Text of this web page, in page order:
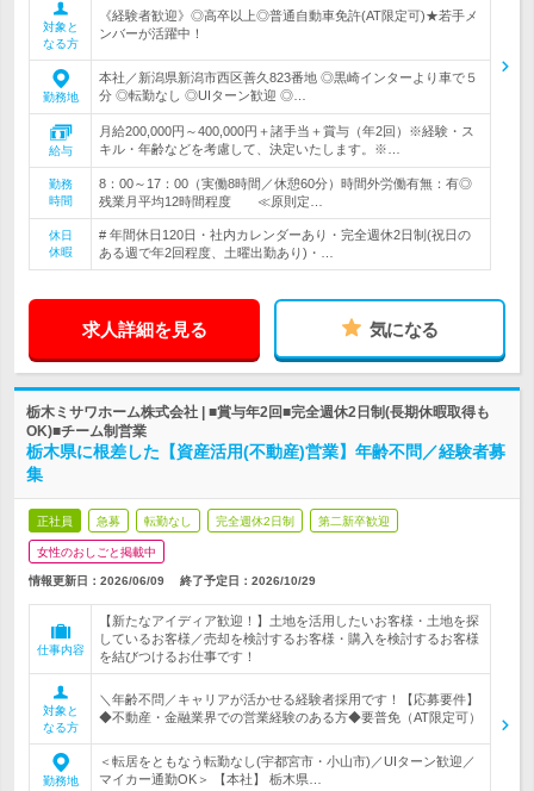
対象と
なる方
《経験者歓迎》◎高卒以上◎普通自動車免許(AT限定可)★若手メ
ンバーが活躍中！
勤務地
本社／新潟県新潟市西区善久823番地 ◎黒崎インターより車で５
分 ◎転勤なし ◎UIターン歓迎 ◎…
給与
月給200,000円～400,000円＋諸手当＋賞与（年2回）※経験・ス
キル・年齢などを考慮して、決定いたします。※…
勤務
時間
8：00～17：00（実働8時間／休憩60分）時間外労働有無：有◎
残業月平均12時間程度 ≪原則定…
休日
休暇
# 年間休日120日・社内カレンダーあり・完全週休2日制(祝日の
ある週で年2回程度、土曜出勤あり)・…
求人詳細を見る 気になる
栃木ミサワホーム株式会社 | ■賞与年2回■完全週休2日制(長期休暇取得も
OK)■チーム制営業
栃木県に根差した【資産活用(不動産)営業】年齢不問／経験者募
集
正社員 急募 転勤なし 完全週休2日制 第二新卒歓迎
女性のおしごと掲載中
情報更新日：2026/06/09 終了予定日： 2026/10/29
仕事内容
【新たなアイディア歓迎！】土地を活用したいお客様・土地を探
しているお客様／売却を検討するお客様・購入を検討するお客様
を結びつけるお仕事です！
対象と
なる方
＼年齢不問／キャリアが活かせる経験者採用です！【応募要件】
◆不動産・金融業界での営業経験のある方◆要普免（AT限定可）
勤務地
＜転居をともなう転勤なし(宇都宮市・小山市)／UIターン歓迎／
マイカー通勤OK＞ 【本社】 栃木県…